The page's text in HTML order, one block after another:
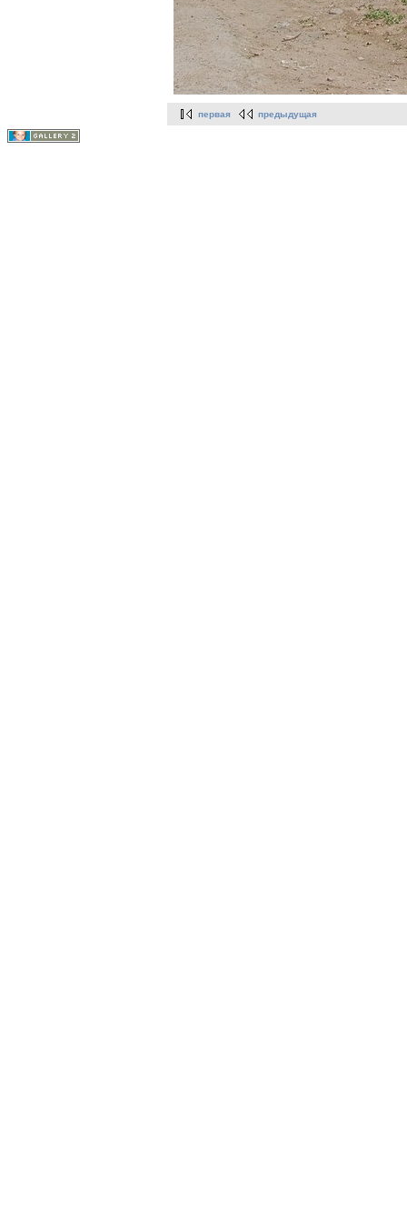
первая предыдущая